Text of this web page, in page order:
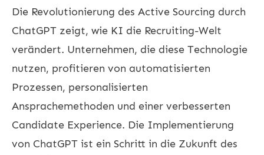
Die Revolutionierung des Active Sourcing durch
ChatGPT zeigt, wie KI die Recruiting-Welt
verändert. Unternehmen, die diese Technologie
nutzen, profitieren von automatisierten
Prozessen, personalisierten
Ansprachemethoden und einer verbesserten
Candidate Experience. Die Implementierung
von ChatGPT ist ein Schritt in die Zukunft des